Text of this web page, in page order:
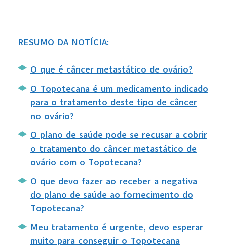
RESUMO DA NOTÍCIA:
O que é câncer metastático de ovário?
O Topotecana é um medicamento indicado
para o tratamento deste tipo de câncer
no ovário?
O plano de saúde pode se recusar a cobrir
o tratamento do câncer metastático de
ovário com o Topotecana?
O que devo fazer ao receber a negativa
do plano de saúde ao fornecimento do
Topotecana?
Meu tratamento é urgente, devo esperar
muito para conseguir o Topotecana